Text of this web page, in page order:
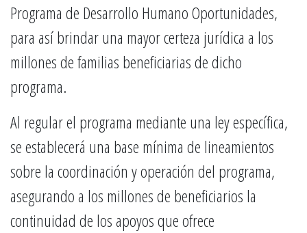
Programa de Desarrollo Humano Oportunidades,
para así brindar una mayor certeza jurídica a los
millones de familias beneficiarias de dicho
programa.
Al regular el programa mediante una ley específica,
se establecerá una base mínima de lineamientos
sobre la coordinación y operación del programa,
asegurando a los millones de beneficiarios la
continuidad de los apoyos que ofrece